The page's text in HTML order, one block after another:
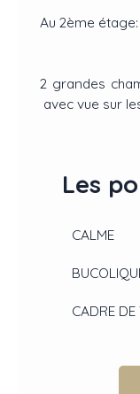
Au 2ème étage:
2 grandes
avec vue sur
Les
CALME
CADRE DE